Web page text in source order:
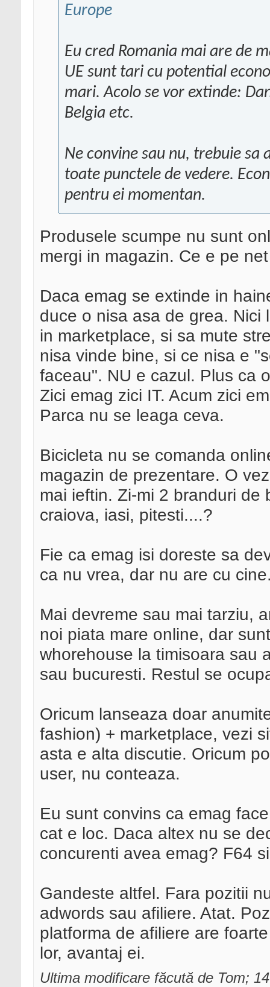
Europe
Eu cred Romania mai are de
UE sunt tari cu potential
mari. Acolo se vor extinde:
Belgia etc.
Ne convine sau nu, trebuie sa
toate punctele de vedere.
pentru ei momentan.
Produsele scumpe nu sunt
mergi in magazin. Ce e pe
Daca emag se extinde in
duce o nisa asa de grea. Nici
in marketplace, si sa mute
nisa vinde bine, si ce nisa e
faceau". NU e cazul. Plus ca
Zici emag zici IT. Acum zici
Parca nu se leaga ceva.
Bicicleta nu se comanda
magazin de prezentare. O
mai ieftin. Zi-mi 2 branduri
craiova, iasi, pitesti....?
Fie ca emag isi doreste sa
ca nu vrea, dar nu are cu
Mai devreme sau mai tarziu,
noi piata mare online, dar
whorehouse la timisoara sau
sau bucuresti. Restul se
Oricum lanseaza doar
fashion) + marketplace, vezi
asta e alta discutie. Oricum
user, nu conteaza.
Eu sunt convins ca emag
cat e loc. Daca altex nu se
concurenti avea emag? F64
Gandeste altfel. Fara pozitii
adwords sau afiliere. Atat.
platforma de afiliere are
lor, avantaj ei.
Ultima modificare făcută de Tom;